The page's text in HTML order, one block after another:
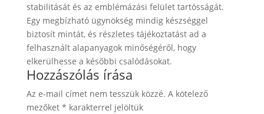
stabilitását és az emblémázási felület tartósságát.
Egy megbízható ügynökség mindig készséggel
biztosít mintát, és részletes tájékoztatást ad a
felhasznált alapanyagok minőségéről, hogy
elkerülhesse a későbbi csalódásokat.
Hozzászólás írása
Az e-mail címet nem tesszük közzé. A kötelező
mezőket * karakterrel jelöltük